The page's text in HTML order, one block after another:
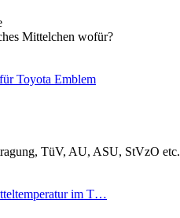
Mittelchen wofür?
Toyota Emblem
TüV, AU, ASU, StVzO etc.
im T…